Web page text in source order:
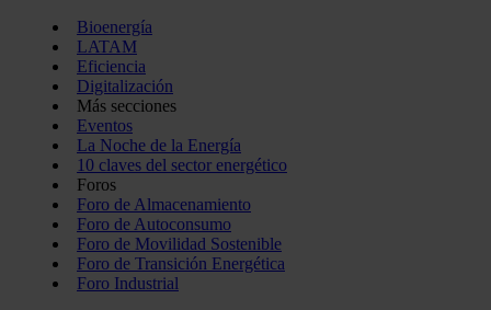
Bioenergía
LATAM
Eficiencia
Digitalización
Más secciones
Eventos
La Noche de la Energía
10 claves del sector energético
Foros
Foro de Almacenamiento
Foro de Autoconsumo
Foro de Movilidad Sostenible
Foro de Transición Energética
Foro Industrial